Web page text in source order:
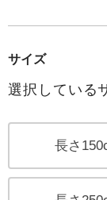
サイズ
選択している
長さ